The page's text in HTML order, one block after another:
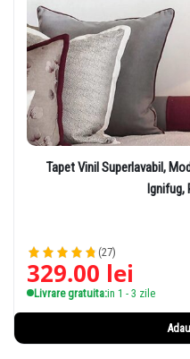
Tapet Vinil Superlavabil,
Ignifug,
(27)
329.00 lei
Livrare gratuita:in 1 - 3 zile